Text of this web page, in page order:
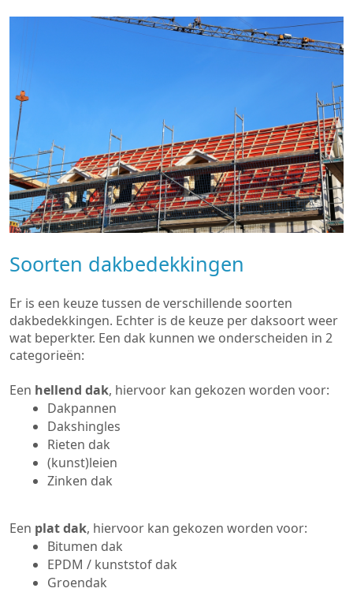
Soorten dakbedekkingen
Er is een keuze tussen de verschillende soorten
dakbedekkingen. Echter is de keuze per daksoort weer
wat beperkter. Een dak kunnen we onderscheiden in 2
categorieën:
Een hellend dak, hiervoor kan gekozen worden voor:
Dakpannen
Dakshingles
Rieten dak
(kunst)leien
Zinken dak
Een plat dak, hiervoor kan gekozen worden voor:
Bitumen dak
EPDM / kunststof dak
Groendak